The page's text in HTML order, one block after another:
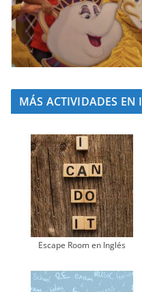
MÁS ACTIVIDADES EN
Escape Room en Inglés